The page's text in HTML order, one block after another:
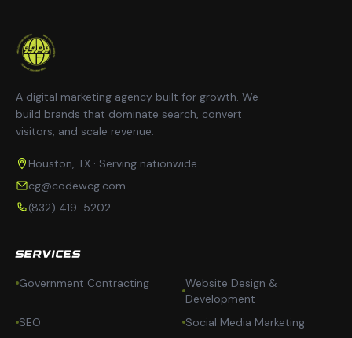
A digital marketing agency built for growth. We
build brands that dominate search, convert
visitors, and scale revenue.
Houston, TX · Serving nationwide
cg@codewcg.com
(832) 419-5202
SERVICES
Government Contracting
Website Design &
Development
SEO
Social Media Marketing